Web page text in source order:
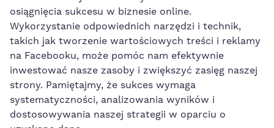
osiągnięcia ‌sukcesu w biznesie online.
Wykorzystanie odpowiednich narzędzi i technik,
takich jak tworzenie wartościowych treści i reklamy
na Facebooku, może pomóc nam efektywnie
inwestować nasze zasoby i zwiększyć zasięg naszej‌
strony. Pamiętajmy, że sukces wymaga
systematyczności, analizowania wyników i⁤
dostosowywania naszej strategii w oparciu o